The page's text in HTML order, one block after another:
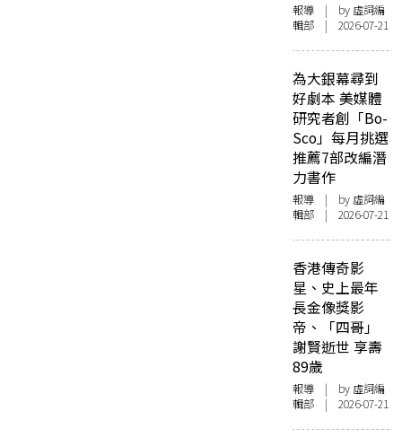
報導 | by 虛詞編
輯部 | 2026-07-21
為大銀幕尋到
好劇本 美媒體
研究者創「Bo-
Sco」每月挑選
推薦7部改編潛
力書作
報導 | by 虛詞編
輯部 | 2026-07-21
香港傳奇影
星、史上最年
長金像獎影
帝、「四哥」
謝賢逝世 享壽
89歲
報導 | by 虛詞編
輯部 | 2026-07-21